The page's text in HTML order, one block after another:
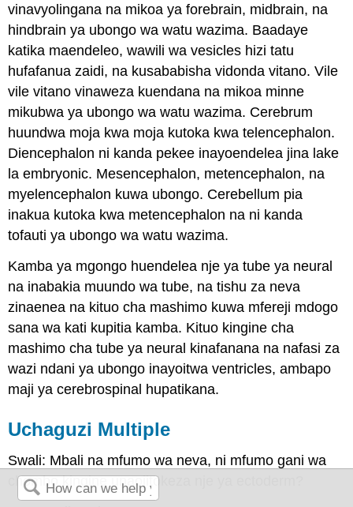
vinavyolingana na mikoa ya forebrain, midbrain, na
hindbrain ya ubongo wa watu wazima. Baadaye
katika maendeleo, wawili wa vesicles hizi tatu
hufafanua zaidi, na kusababisha vidonda vitano. Vile
vile vitano vinaweza kuendana na mikoa minne
mikubwa ya ubongo wa watu wazima. Cerebrum
huundwa moja kwa moja kutoka kwa telencephalon.
Diencephalon ni kanda pekee inayoendelea jina lake
la embryonic. Mesencephalon, metencephalon, na
myelencephalon kuwa ubongo. Cerebellum pia
inakua kutoka kwa metencephalon na ni kanda
tofauti ya ubongo wa watu wazima.
Kamba ya mgongo huendelea nje ya tube ya neural
na inabakia muundo wa tube, na tishu za neva
zinaenea na kituo cha mashimo kuwa mfereji mdogo
sana wa kati kupitia kamba. Kituo kingine cha
mashimo cha tube ya neural kinafanana na nafasi za
wazi ndani ya ubongo inayoitwa ventricles, ambapo
maji ya cerebrospinal hupatikana.
Uchaguzi Multiple
Swali: Mbali na mfumo wa neva, ni mfumo gani wa
chombo kingine unaojitokeza nje ya ectoderm?